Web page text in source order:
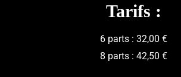
Tarifs :
6 parts : 32,00 €
8 parts : 42,50 €